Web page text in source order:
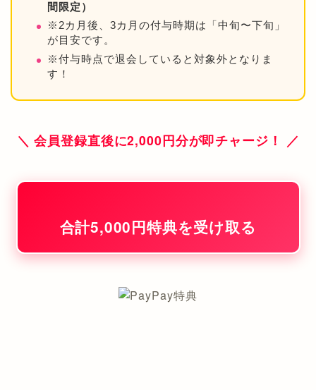
間限定）
※2カ月後、3カ月の付与時期は「中旬〜下旬」
が目安です。
※付与時点で退会していると対象外となりま
す！
＼ 会員登録直後に2,000円分が即チャージ！ ／
合計5,000円特典を受け取る